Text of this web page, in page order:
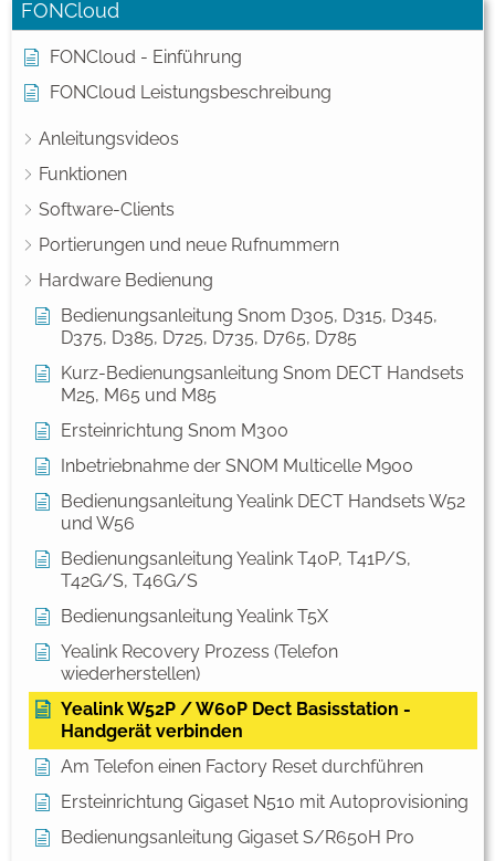
FONCloud
FONCloud - Einführung
FONCloud Leistungsbeschreibung
Anleitungsvideos
Funktionen
Software-Clients
Portierungen und neue Rufnummern
Hardware Bedienung
Bedienungsanleitung Snom D305, D315, D345,
D375, D385, D725, D735, D765, D785
Kurz-Bedienungsanleitung Snom DECT Handsets
M25, M65 und M85
Ersteinrichtung Snom M300
Inbetriebnahme der SNOM Multicelle M900
Bedienungsanleitung Yealink DECT Handsets W52
und W56
Bedienungsanleitung Yealink T40P, T41P/S,
T42G/S, T46G/S
Bedienungsanleitung Yealink T5X
Yealink Recovery Prozess (Telefon
wiederherstellen)
Yealink W52P / W60P Dect Basisstation -
Handgerät verbinden
Am Telefon einen Factory Reset durchführen
Ersteinrichtung Gigaset N510 mit Autoprovisioning
Bedienungsanleitung Gigaset S/R650H Pro